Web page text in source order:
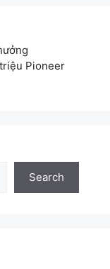
Pioneer
Search